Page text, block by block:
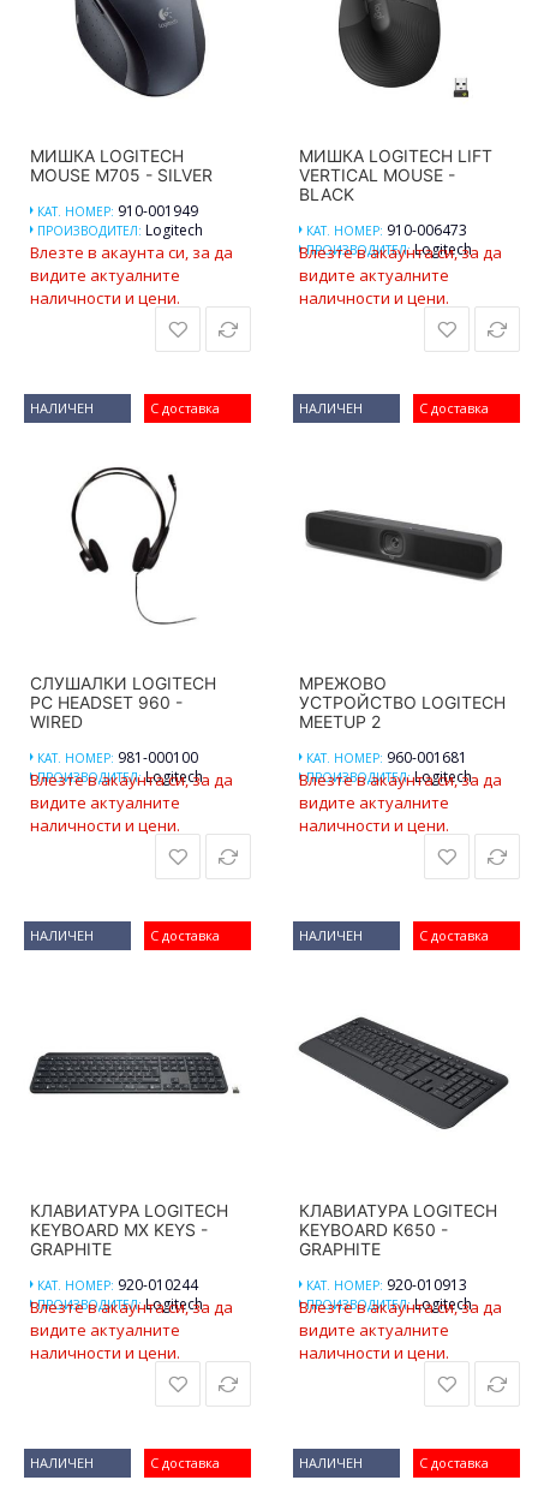
МИШКА LOGITECH
MOUSE M705 - SILVER
КАТ. НОМЕР: 910-001949
ПРОИЗВОДИТЕЛ: Logitech
Влезте в акаунта си, за да
видите актуалните
наличности и цени.
МИШКА LOGITECH LIFT
VERTICAL MOUSE -
BLACK
КАТ. НОМЕР: 910-006473
ПРОИЗВОДИТЕЛ:Logitech
Влезте в акаунта си, за да
видите актуалните
наличности и цени.
С доставка
НАЛИЧЕН
СЛУШАЛКИ LOGITECH
PC HEADSET 960 -
WIRED
КАТ. НОМЕР: 981-000100
ПРОИЗВОДИТЕЛ:Logitech
Влезте в акаунта си, за да
видите актуалните
наличности и цени.
С доставка
НАЛИЧЕН
МРЕЖОВО
УСТРОЙСТВО LOGITECH
MEETUP 2
КАТ. НОМЕР: 960-001681
ПРОИЗВОДИТЕЛ:Logitech
Влезте в акаунта си, за да
видите актуалните
наличности и цени.
С доставка
НАЛИЧЕН
КЛАВИАТУРА LOGITECH
KEYBOARD MX KEYS -
GRAPHITE
КАТ. НОМЕР: 920-010244
ПРОИЗВОДИТЕЛ:Logitech
Влезте в акаунта си, за да
видите актуалните
наличности и цени.
С доставка
НАЛИЧЕН
КЛАВИАТУРА LOGITECH
KEYBOARD K650 -
GRAPHITE
КАТ. НОМЕР: 920-010913
ПРОИЗВОДИТЕЛ:Logitech
Влезте в акаунта си, за да
видите актуалните
наличности и цени.
С доставка
НАЛИЧЕН С доставка
НАЛИЧЕН